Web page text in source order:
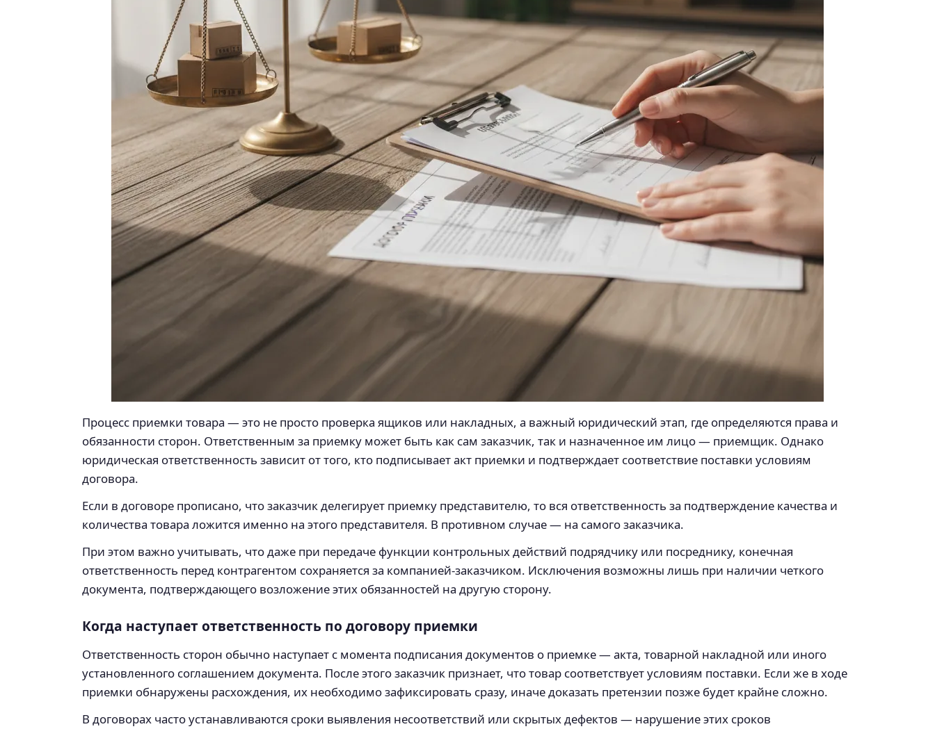
Процесс приемки товара — это не просто проверка ящиков или накладных, а важный юридический этап, где определяются права и
обязанности сторон. Ответственным за приемку может быть как сам заказчик, так и назначенное им лицо — приемщик. Однако
юридическая ответственность зависит от того, кто подписывает акт приемки и подтверждает соответствие поставки условиям
договора.
Если в договоре прописано, что заказчик делегирует приемку представителю, то вся ответственность за подтверждение качества и
количества товара ложится именно на этого представителя. В противном случае — на самого заказчика.
При этом важно учитывать, что даже при передаче функции контрольных действий подрядчику или посреднику, конечная
ответственность перед контрагентом сохраняется за компанией-заказчиком. Исключения возможны лишь при наличии четкого
документа, подтверждающего возложение этих обязанностей на другую сторону.
Когда наступает ответственность по договору приемки
Ответственность сторон обычно наступает с момента подписания документов о приемке — акта, товарной накладной или иного
установленного соглашением документа. После этого заказчик признает, что товар соответствует условиям поставки. Если же в ходе
приемки обнаружены расхождения, их необходимо зафиксировать сразу, иначе доказать претензии позже будет крайне сложно.
В договорах часто устанавливаются сроки выявления несоответствий или скрытых дефектов — нарушение этих сроков